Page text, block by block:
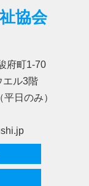
協会
府町1-70
エル3階
日のみ）